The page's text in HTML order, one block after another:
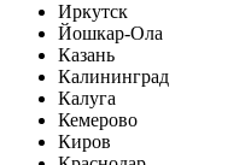
Иркутск
Йошкар-Ола
Казань
Калининград
Калуга
Кемерово
Киров